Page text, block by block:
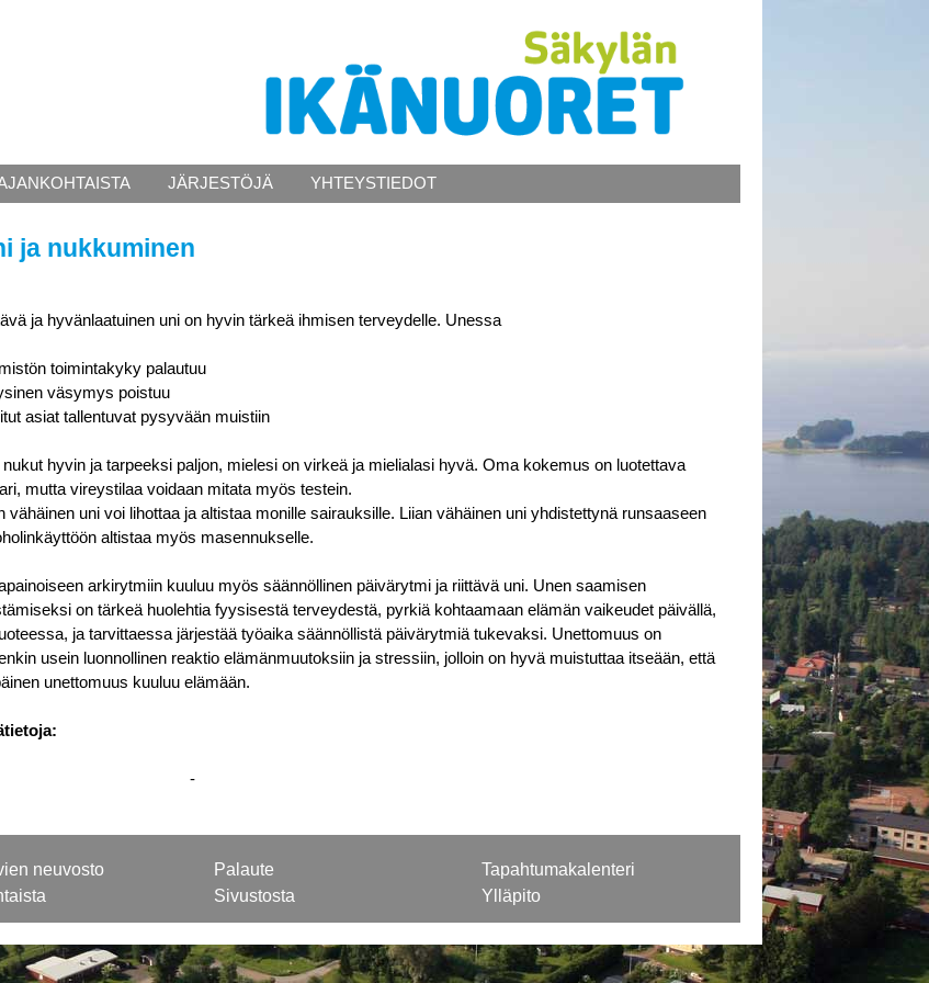
JÄRJESTÖJÄ YHTEYSTIEDOT
ja nukkuminen
ja hyvänlaatuinen uni on hyvin tärkeä ihmisen terveydelle. Unessa
toimintakyky palautuu
väsymys poistuu
asiat tallentuvat pysyvään muistiin
hyvin ja tarpeeksi paljon, mielesi on virkeä ja mielialasi hyvä. Oma kokemus on luotettava
mutta vireystilaa voidaan mitata myös testein.
vähäinen uni voi lihottaa ja altistaa monille sairauksille. Liian vähäinen uni yhdistettynä runsaaseen
altistaa myös masennukselle.
arkirytmiin kuuluu myös säännöllinen päivärytmi ja riittävä uni. Unen saamisen
on tärkeä huolehtia fyysisestä terveydestä, pyrkiä kohtaamaan elämän vaikeudet päivällä,
ja tarvittaessa järjestää työaika säännöllistä päivärytmiä tukevaksi. Unettomuus on
usein luonnollinen reaktio elämänmuutoksiin ja stressiin, jolloin on hyvä muistuttaa itseään, että
unettomuus kuuluu elämään.
-
neuvosto
Palaute
Sivustosta
Tapahtumakalenteri
Ylläpito